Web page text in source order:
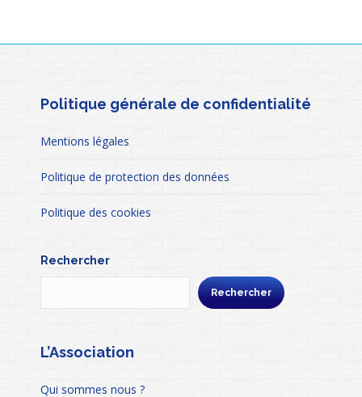
Politique générale de confidentialité
Mentions légales
Politique de protection des données
Politique des cookies
Rechercher
Rechercher
L’Association
Qui sommes nous ?